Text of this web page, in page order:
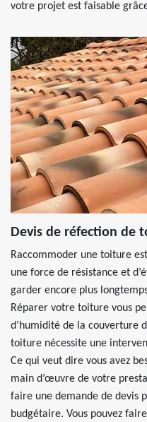
votre projet est faisable
Devis de réfection de
Raccommoder une toiture
une force de résistance et
garder encore plus
Réparer votre toiture vous
d’humidité de la couverture
toiture nécessite une
Ce qui veut dire vous avez
main d’œuvre de votre
faire une demande de devis
budgétaire. Vous pouvez